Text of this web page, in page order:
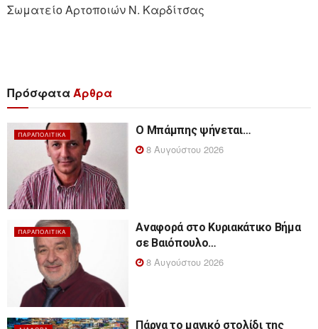
Σωματείο Αρτοποιών Ν. Καρδίτσας
ΠρόσφαταΆρθρα
ΠΑΡΑΠΟΛΙΤΙΚΆ
Ο Μπάμπης ψήνεται…
8 Αυγούστου 2026
ΠΑΡΑΠΟΛΙΤΙΚΆ
Αναφορά στο Κυριακάτικο Βήμα
σε Βαιόπουλο…
8 Αυγούστου 2026
Πάργα το μαγικό στολίδι της